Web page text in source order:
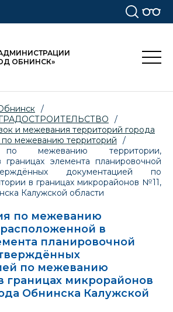
ОБНИНСК»
/
/
и межевания территорий города
межеванию территорий
/
по межеванию территории,
элемента планировочной
документацией по
в границах микрорайонов №11,
Калужской области
по межеванию
в
планировочной
по межеванию
границах микрорайонов
Обнинска Калужской